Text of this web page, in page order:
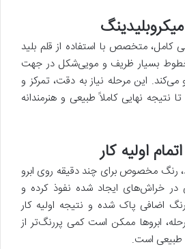
کامل، متخصص با استفاده از قلم بلید
خطوط بسیار ظریف و مویی‌شکل در جهت
این مرحله نیاز به دقت، تمرکز و
نتیجه نهایی کاملاً طبیعی و هنرمندانه
رنگ مخصوص برای چند دقیقه روی ابرو
در خراش‌های ایجاد شده نفوذ کرده و
اضافی پاک شده و نتیجه اولیه کار
ابروها ممکن است کمی پررنگ‌تر از
طبیعی است.